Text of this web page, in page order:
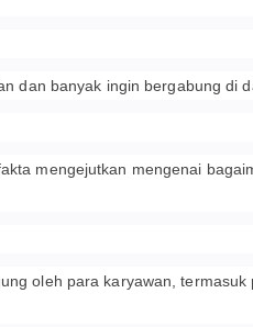
dan banyak ingin bergabung di
mengejutkan mengenai
oleh para karyawan, termasuk